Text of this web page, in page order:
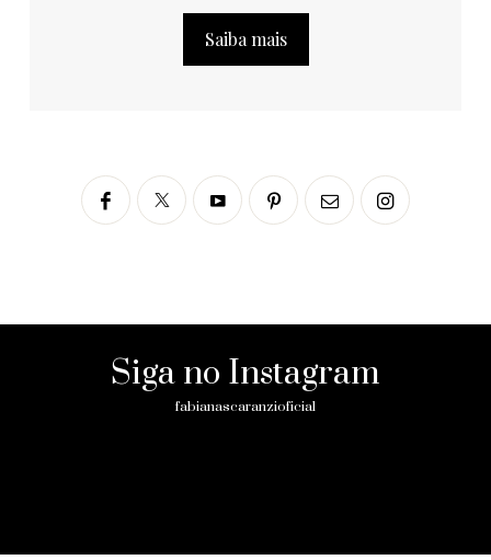
Saiba mais
Siga no Instagram
fabianascaranzioficial